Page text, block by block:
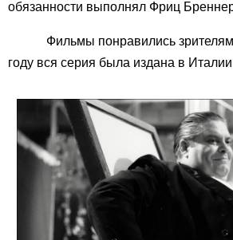
обязанности выполнял Фриц
Фильмы понравились
году вся серия была издана в